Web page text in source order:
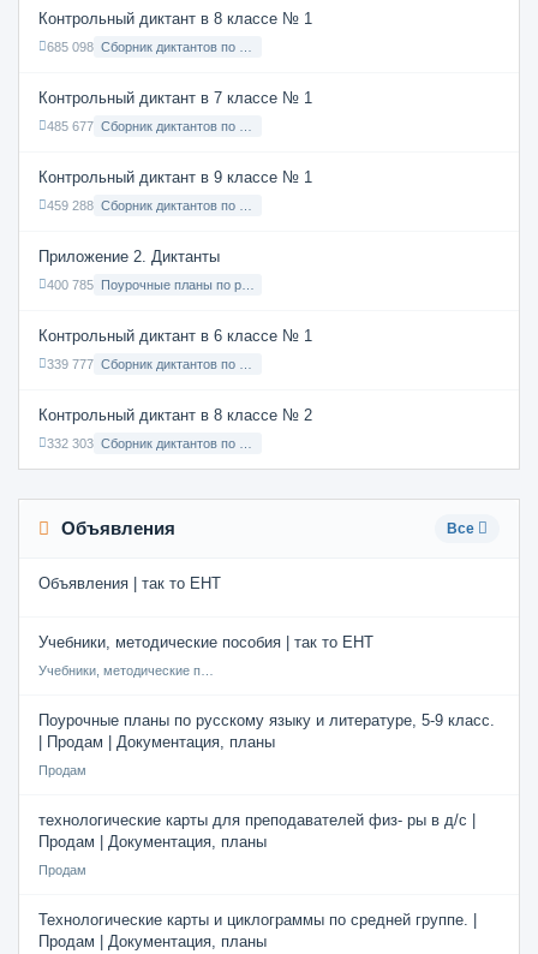
Контрольный диктант в 8 классе № 1
685 098
Контрольный диктант в 7 классе № 1
485 677
Контрольный диктант в 9 классе № 1
459 288
Приложение 2. Диктанты
400 785
Контрольный диктант в 6 классе № 1
339 777
Контрольный диктант в 8 классе № 2
332 303
Объявления Все
Объявления | так то ЕНТ
Учебники, методические пособия | так то ЕНТ
Поурочные планы по русскому языку и литературе, 5-9 класс.
| Продам | Документация, планы
Продам
технологические карты для преподавателей физ- ры в д/с |
Продам | Документация, планы
Продам
Технологические карты и циклограммы по средней группе. |
Продам | Документация, планы